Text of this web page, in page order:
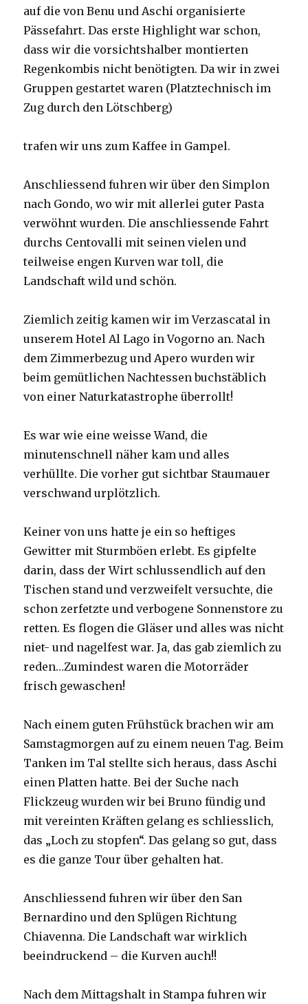
auf die von Benu und Aschi organisierte
Pässefahrt. Das erste Highlight war schon,
dass wir die vorsichtshalber montierten
Regenkombis nicht benötigten. Da wir in zwei
Gruppen gestartet waren (Platztechnisch im
Zug durch den Lötschberg)
trafen wir uns zum Kaffee in Gampel.
Anschliessend fuhren wir über den Simplon
nach Gondo, wo wir mit allerlei guter Pasta
verwöhnt wurden. Die anschliessende Fahrt
durchs Centovalli mit seinen vielen und
teilweise engen Kurven war toll, die
Landschaft wild und schön.
Ziemlich zeitig kamen wir im Verzascatal in
unserem Hotel Al Lago in Vogorno an. Nach
dem Zimmerbezug und Apero wurden wir
beim gemütlichen Nachtessen buchstäblich
von einer Naturkatastrophe überrollt!
Es war wie eine weisse Wand, die
minutenschnell näher kam und alles
verhüllte. Die vorher gut sichtbar Staumauer
verschwand urplötzlich.
Keiner von uns hatte je ein so heftiges
Gewitter mit Sturmböen erlebt. Es gipfelte
darin, dass der Wirt schlussendlich auf den
Tischen stand und verzweifelt versuchte, die
schon zerfetzte und verbogene Sonnenstore zu
retten. Es flogen die Gläser und alles was nicht
niet- und nagelfest war. Ja, das gab ziemlich zu
reden…Zumindest waren die Motorräder
frisch gewaschen!
Nach einem guten Frühstück brachen wir am
Samstagmorgen auf zu einem neuen Tag. Beim
Tanken im Tal stellte sich heraus, dass Aschi
einen Platten hatte. Bei der Suche nach
Flickzeug wurden wir bei Bruno fündig und
mit vereinten Kräften gelang es schliesslich,
das „Loch zu stopfen“. Das gelang so gut, dass
es die ganze Tour über gehalten hat.
Anschliessend fuhren wir über den San
Bernardino und den Splügen Richtung
Chiavenna. Die Landschaft war wirklich
beeindruckend – die Kurven auch!!
Nach dem Mittagshalt in Stampa fuhren wir